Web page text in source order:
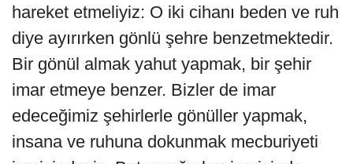
hareket etmeliyiz: O iki cihanı beden ve ruh
diye ayırırken gönlü şehre benzetmektedir.
Bir gönül almak yahut yapmak, bir şehir
imar etmeye benzer. Bizler de imar
edeceğimiz şehirlerle gönüller yapmak,
insana ve ruhuna dokunmak mecburiyeti